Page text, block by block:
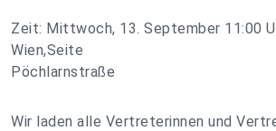
Zeit: Mittwoch, 13. September 11:00
Wien,Seite
Pöchlarnstraße
Wir laden alle Vertreterinnen und